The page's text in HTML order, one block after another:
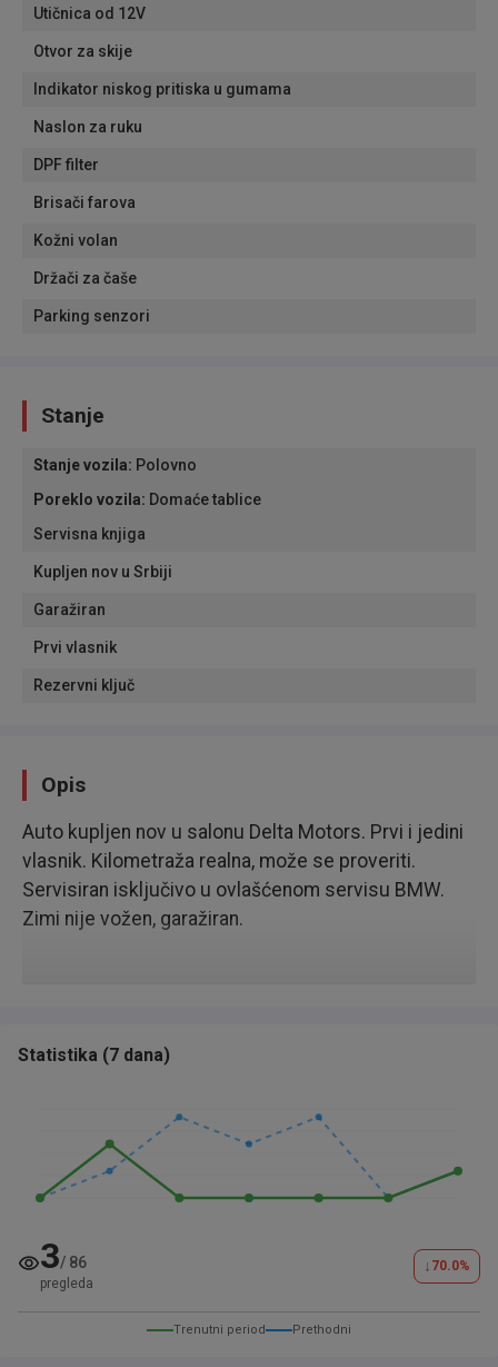
Utičnica od 12V
Otvor za skije
Indikator niskog pritiska u gumama
Naslon za ruku
DPF filter
Brisači farova
Kožni volan
Držači za čaše
Parking senzori
Stanje
Stanje vozila: Polovno
Poreklo vozila: Domaće tablice
Servisna knjiga
Kupljen nov u Srbiji
Garažiran
Prvi vlasnik
Rezervni ključ
Opis
Auto kupljen nov u salonu Delta Motors. Prvi i jedini
vlasnik. Kilometraža realna, može se proveriti.
Servisiran isključivo u ovlašćenom servisu BMW.
Zimi nije vožen, garažiran.
Statistika (7 dana)
3/ 86
pregleda
↓ 70.0%
Trenutni period Prethodni